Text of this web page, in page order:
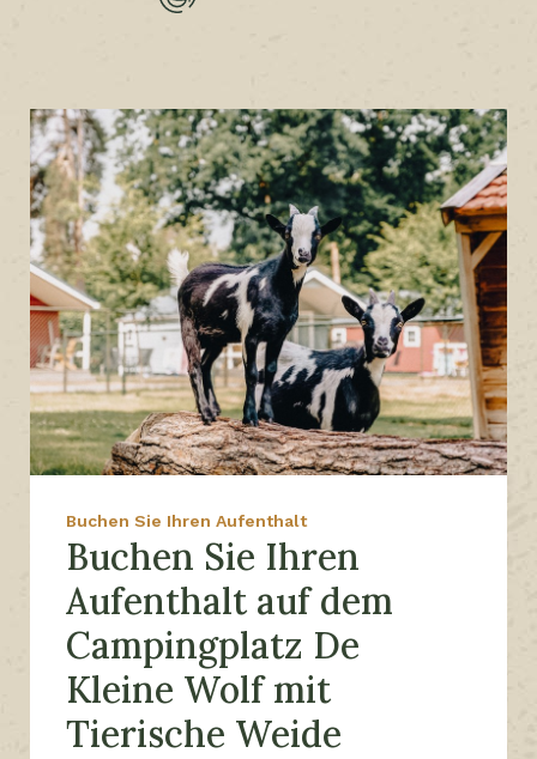
Buchen Sie Ihren Aufenthalt
Buchen Sie Ihren
Aufenthalt auf dem
Campingplatz De
Kleine Wolf mit
Tierische Weide